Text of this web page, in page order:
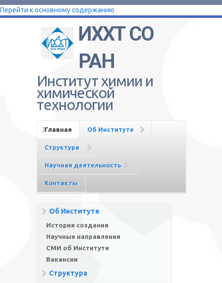
Перейти к основному содержанию
ИХХТ СО
РАН
Институт химии и
химической
технологии
Главная Об Институте
Структура
Научная деятельность
Контакты
Об Институте
История создания
Научные направления
СМИ об Институте
Вакансии
Структура